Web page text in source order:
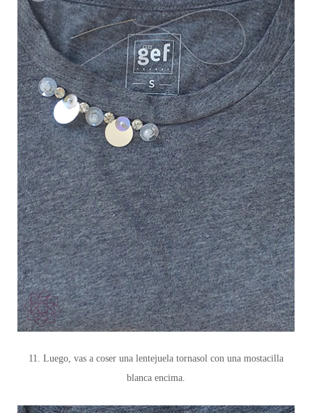
11. Luego, vas a coser una lentejuela tornasol con una mostacilla
blanca encima.